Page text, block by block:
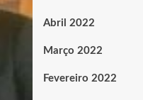
Abril 2022
Março 2022
Fevereiro 2022